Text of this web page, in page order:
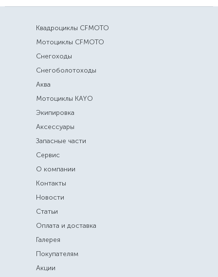
Квадроциклы CFMOTO
Мотоциклы CFMOTO
Снегоходы
Снегоболотоходы
Аква
Мотоциклы KAYO
Экипировка
Аксессуары
Запасные части
Сервис
О компании
Контакты
Новости
Статьи
Оплата и доставка
Галерея
Покупателям
Акции